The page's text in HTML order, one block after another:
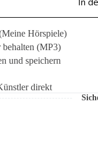
Hörspiele)
(MP3)
und speichern
direkt